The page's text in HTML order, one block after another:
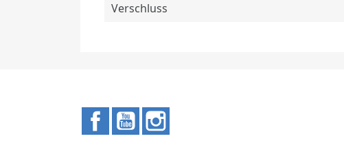
Verschluss
FacebookYouTube